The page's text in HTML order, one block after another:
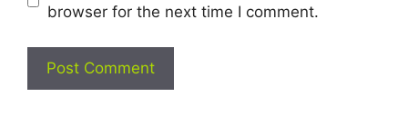
browser for the next time I comment.